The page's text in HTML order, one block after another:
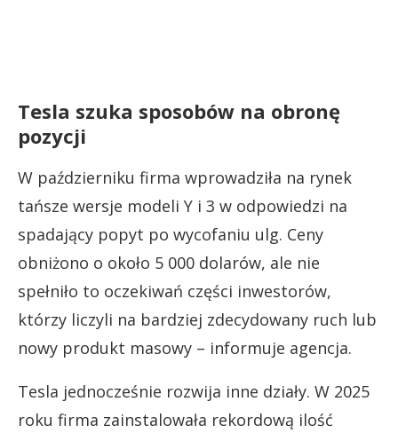
Tesla szuka sposobów na obronę
pozycji
W październiku firma wprowadziła na rynek
tańsze wersje modeli Y i 3 w odpowiedzi na
spadający popyt po wycofaniu ulg. Ceny
obniżono o około 5 000 dolarów, ale nie
spełniło to oczekiwań części inwestorów,
którzy liczyli na bardziej zdecydowany ruch lub
nowy produkt masowy – informuje agencja.
Tesla jednocześnie rozwija inne działy. W 2025
roku firma zainstalowała rekordową ilość